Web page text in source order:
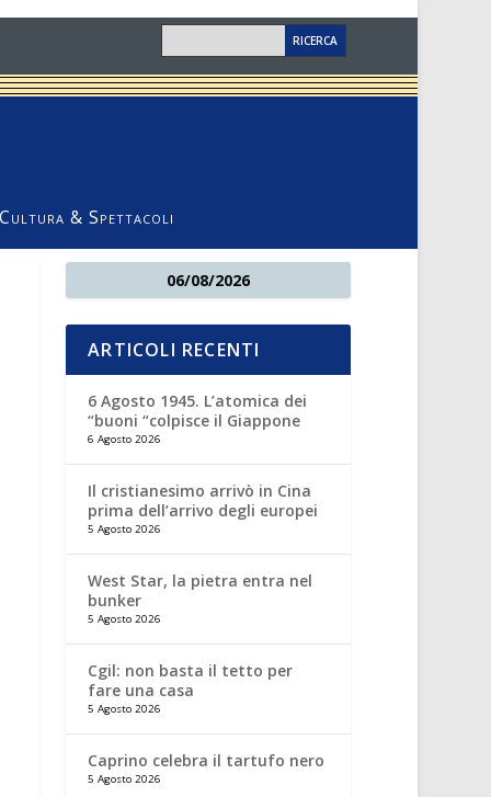
Cultura & Spettacoli
06/08/2026
ARTICOLI RECENTI
6 Agosto 1945. L’atomica dei
“buoni “colpisce il Giappone
6 Agosto 2026
Il cristianesimo arrivò in Cina
prima dell’arrivo degli europei
5 Agosto 2026
West Star, la pietra entra nel
bunker
5 Agosto 2026
Cgil: non basta il tetto per
fare una casa
5 Agosto 2026
Caprino celebra il tartufo nero
5 Agosto 2026